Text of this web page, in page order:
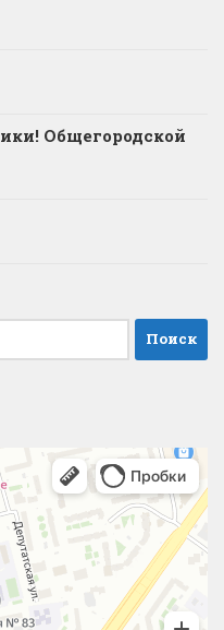
Общегородской